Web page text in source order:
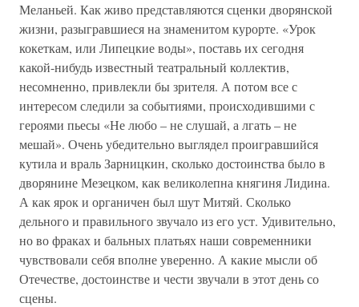
Меланьей. Как живо представляются сценки дворянской
жизни, разыгравшиеся на знаменитом курорте. «Урок
кокеткам, или Липецкие воды», поставь их сегодня
какой-нибудь известный театральный коллектив,
несомненно, привлекли бы зрителя. А потом все с
интересом следили за событиями, происходившими с
героями пьесы «Не любо – не слушай, а лгать – не
мешай». Очень убедительно выглядел проигравшийся
кутила и враль Зарницкин, сколько достоинства было в
дворянине Мезецком, как великолепна княгиня Лидина.
А как ярок и органичен был шут Митяй. Сколько
дельного и правильного звучало из его уст. Удивительно,
но во фраках и бальных платьях наши современники
чувствовали себя вполне уверенно. А какие мысли об
Отечестве, достоинстве и чести звучали в этот день со
сцены.